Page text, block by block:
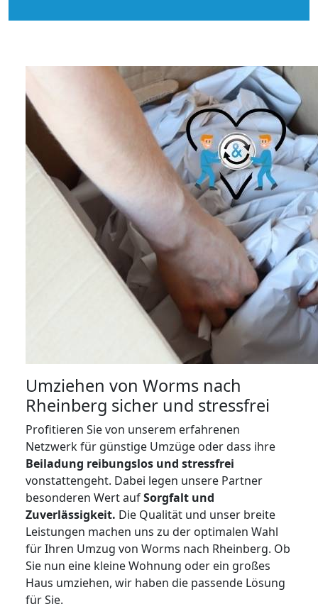
Umziehen von Worms nach
Rheinberg sicher und stressfrei
Profitieren Sie von unserem erfahrenen
Netzwerk für günstige Umzüge oder dass ihre
Beiladung reibungslos und stressfrei
vonstattengeht. Dabei legen unsere Partner
besonderen Wert aufSorgfalt und
Zuverlässigkeit. Die Qualität und unser breite
Leistungen machen uns zu der optimalen Wahl
für Ihren Umzug von Worms nach Rheinberg. Ob
Sie nun eine kleine Wohnung oder ein großes
Haus umziehen, wir haben die passende Lösung
für Sie.